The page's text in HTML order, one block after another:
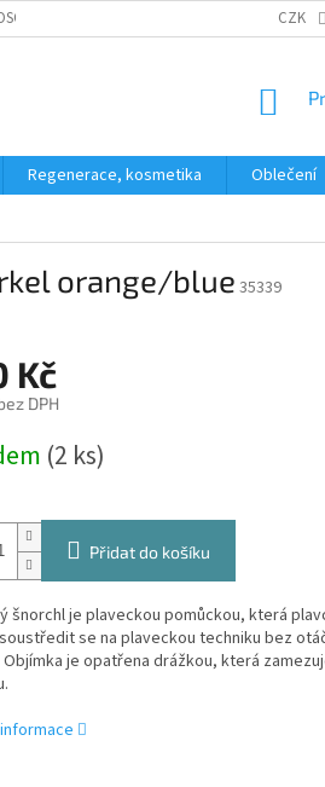
ÚDAJŮ CZK
Regenerace, kosmetika Oblečení
orange/blue 35339
Kč
DPH
(2 ks)
Přidat do košíku
šnorchl je plaveckou pomůckou, která
se na plaveckou techniku bez
Objímka je opatřena drážkou, která